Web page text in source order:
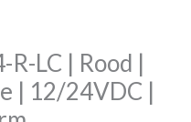
LC | Rood |
| 12/24VDC |